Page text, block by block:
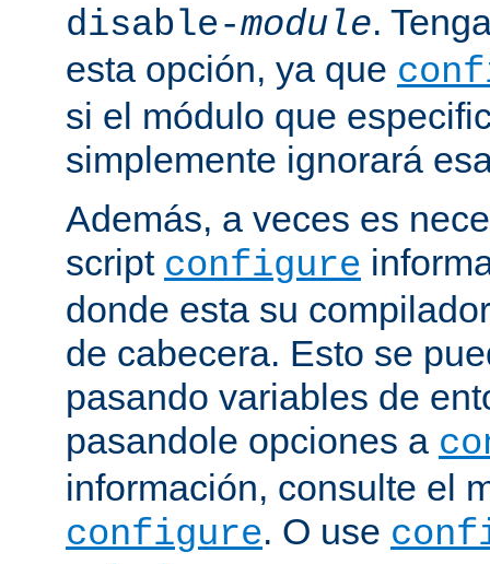
disable-module.
esta opción, ya que
si el módulo que
simplemente ignorará
Además, a veces es
script configure
donde esta su
de cabecera. Esto se
pasando variables de
pasandole opciones a
información, consulte el
configure. O use